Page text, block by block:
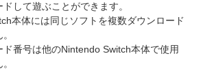
して遊ぶことができます。
本体には同じソフトを複数ダウンロード
番号は他のNintendo Switch本体で使用